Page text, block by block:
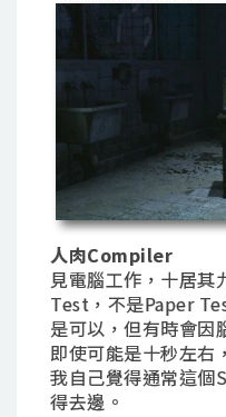
人肉Compiler
見電腦工作，十居其
Test，不是Paper
是可以，但有時會因
即使可能是十秒左右
我自己覺得通常這個
得去邊。